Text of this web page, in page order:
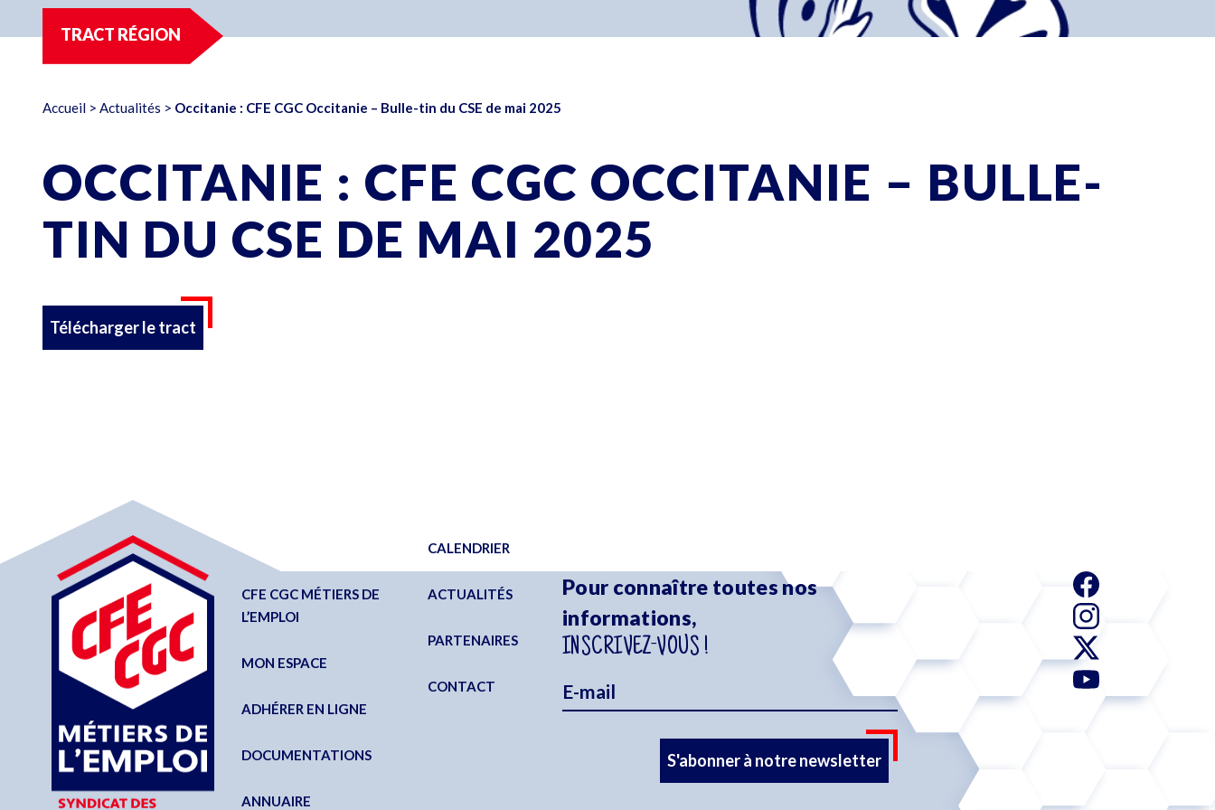
TRACT RÉGION
Accueil > Actualités > Occitanie : CFE CGC Occitanie – Bulle-tin du CSE de mai 2025
OCCITANIE : CFE CGC OCCITANIE – BULLE-
TIN DU CSE DE MAI 2025
Télécharger le tract
CFE CGC MÉTIERS DE
L’EMPLOI
MON ESPACE
ADHÉRER EN LIGNE
DOCUMENTATIONS
ANNUAIRE
CALENDRIER
ACTUALITÉS
PARTENAIRES
CONTACT
Pour connaître toutes nos
informations,
INSCRIVEZ-VOUS !
S'abonner à notre newsletter